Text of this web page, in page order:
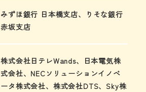
みずほ銀行 日本橋支店、りそな銀行
赤坂支店
株式会社日テレWands、日本電気株
式会社、NECソリューションイノベ
ータ株式会社、株式会社DTS、Sky株